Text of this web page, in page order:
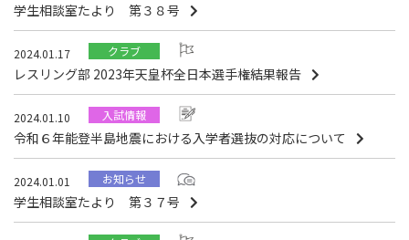
学生相談室たより 第３８号
2024.01.17 クラブ
レスリング部 2023年天皇杯全日本選手権結果報告
2024.01.10 入試情報
令和６年能登半島地震における入学者選抜の対応について
2024.01.01 お知らせ
学生相談室たより 第３７号